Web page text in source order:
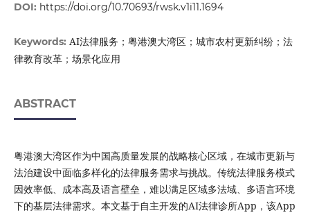
DOI: https://doi.org/10.70693/rwsk.v1i11.1694
Keywords: AI法律服务；粤港澳大湾区；城市农村更新纠纷；法
律教育改革；场景化应用
ABSTRACT
粤港澳大湾区作为中国高质量发展的战略核心区域，在城市更新与
法治建设中面临多样化的法律服务需求与挑战。传统法律服务模式
因效率低、成本高及语言壁垒，难以满足区域多法域、多语言环境
下的基层法律需求。本文基于自主开发的AI法律诊所App，该App